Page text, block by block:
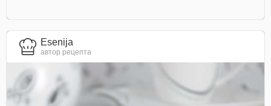
Esenija
автор рецепта